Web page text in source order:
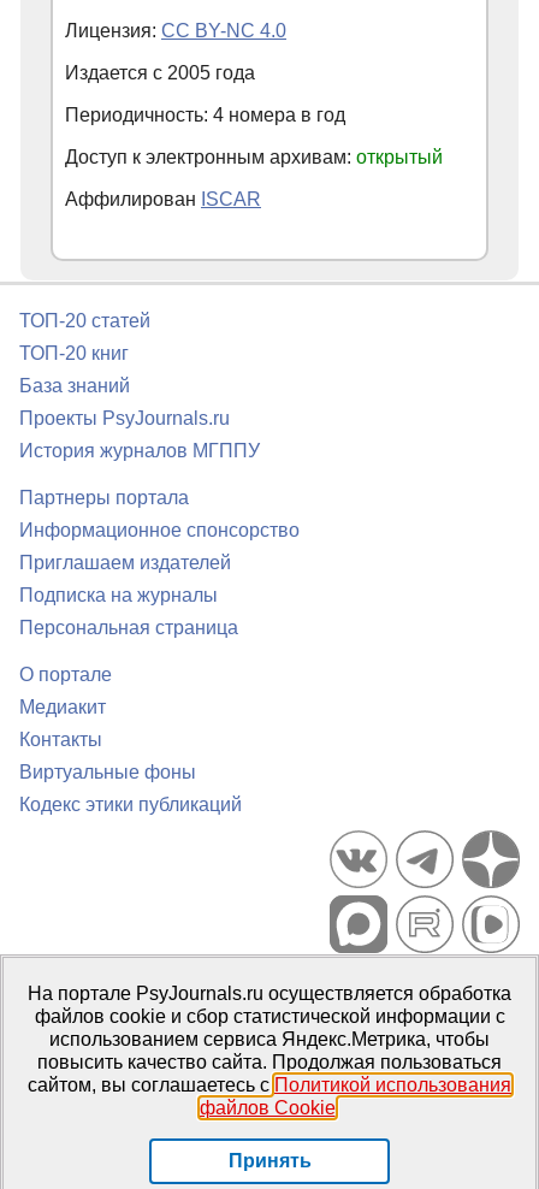
Лицензия: CC BY-NC 4.0
Издается с 2005 года
Периодичность: 4 номера в год
Доступ к электронным архивам: открытый
Аффилирован ISCAR
ТОП-20 статей
ТОП-20 книг
База знаний
Проекты PsyJournals.ru
История журналов МГППУ
Партнеры портала
Информационное спонсорство
Приглашаем издателей
Подписка на журналы
Персональная страница
О портале
Медиакит
Контакты
Виртуальные фоны
Кодекс этики публикаций
Портал психологических изданий PsyJournals.ru, 2007–2026
Правила использования материалов
Свидетельство регистрации СМИЭл № ФС77-66447 от 14 июля
2016 г.
Издатель: ФГБОУ ВО МГППУ
На портале PsyJournals.ru осуществляется обработка
файлов cookie и сбор статистической информации с
использованием сервиса Яндекс.Метрика, чтобы
повысить качество сайта. Продолжая пользоваться
сайтом, вы соглашаетесь с Политикой использования
файлов Cookie.
Принять